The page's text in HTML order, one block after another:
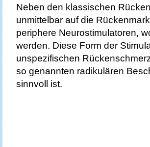
Neben den klassischen
unmittelbar auf die
periphere Neurostimulatoren,
werden. Diese Form der
unspezifischen
so genannten radikulären
sinnvoll ist.